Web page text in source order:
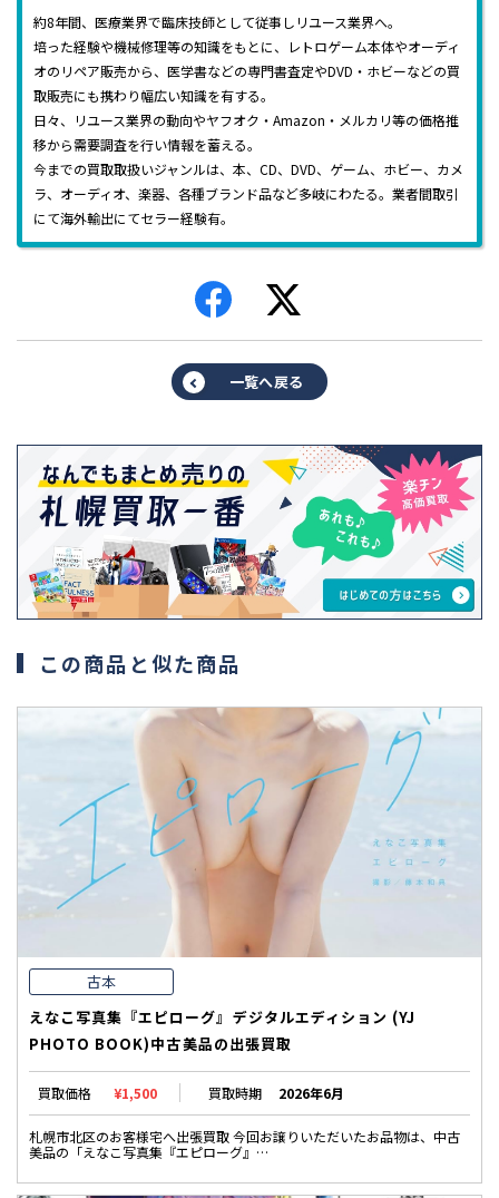
約8年間、医療業界で臨床技師として従事しリユース業界へ。
培った経験や機械修理等の知識をもとに、レトロゲーム本体やオーディ
オのリペア販売から、医学書などの専門書査定やDVD・ホビーなどの買
取販売にも携わり幅広い知識を有する。
日々、リユース業界の動向やヤフオク・Amazon・メルカリ等の価格推
移から需要調査を行い情報を蓄える。
今までの買取取扱いジャンルは、本、CD、DVD、ゲーム、ホビー、カメ
ラ、オーディオ、楽器、各種ブランド品など多岐にわたる。業者間取引
にて海外輸出にてセラー経験有。
一覧へ戻る
この商品と似た商品
古本
えなこ写真集『エピローグ』デジタルエディション (YJ
PHOTO BOOK)中古美品の出張買取
買取価格 ¥1,500 買取時期 2026年6月
札幌市北区のお客様宅へ出張買取 今回お譲りいただいたお品物は、中古
美品の「えなこ写真集『エピローグ』…